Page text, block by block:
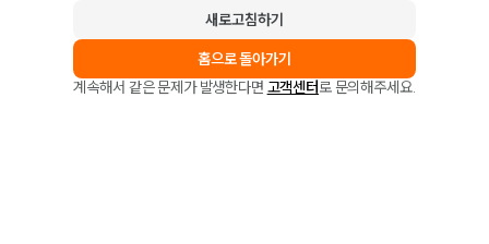
새로고침하기
홈으로 돌아가기
계속해서 같은 문제가 발생한다면 고객센터로 문의해주세요.